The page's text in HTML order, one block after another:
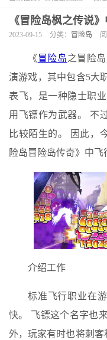
《冒险岛枫之传说
2023-09-15 分类： 冒险岛
《冒险岛之冒险
演游戏，其中包含5大
表飞，是一种隐士职
用飞镖作为武器。 不
比较陌生的。 因此，
险岛冒险岛传奇》中飞
介绍工作
标准飞行职业在
快。 飞镖这个名字也
外，玩家有时也将刺